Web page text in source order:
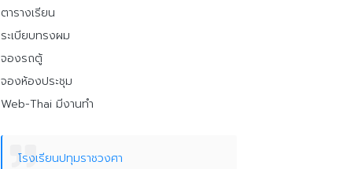
ตารางเรียน
ระเบียบทรงผม
จองรถตู้
จองห้องประชุม
Web-Thai มีงานทำ
โรงเรียนปทุมราชวงศา